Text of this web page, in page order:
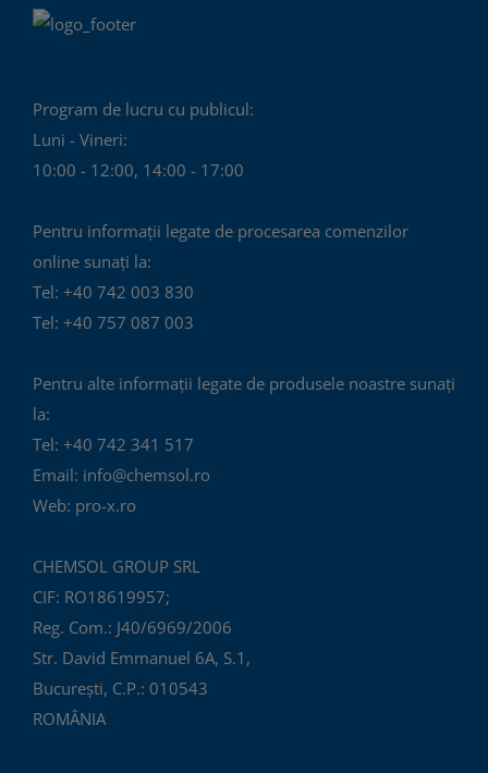
Program de lucru cu publicul:
Luni - Vineri:
10:00 - 12:00, 14:00 - 17:00
Pentru informații legate de procesarea comenzilor
online sunați la:
Tel: +40 742 003 830
Tel: +40 757 087 003
Pentru alte informații legate de produsele noastre sunați
la:
Tel: +40 742 341 517
Email: info@chemsol.ro
Web: pro-x.ro
CHEMSOL GROUP SRL
CIF: RO18619957;
Reg. Com.: J40/6969/2006
Str. David Emmanuel 6A, S.1,
București, C.P.: 010543
ROMÂNIA